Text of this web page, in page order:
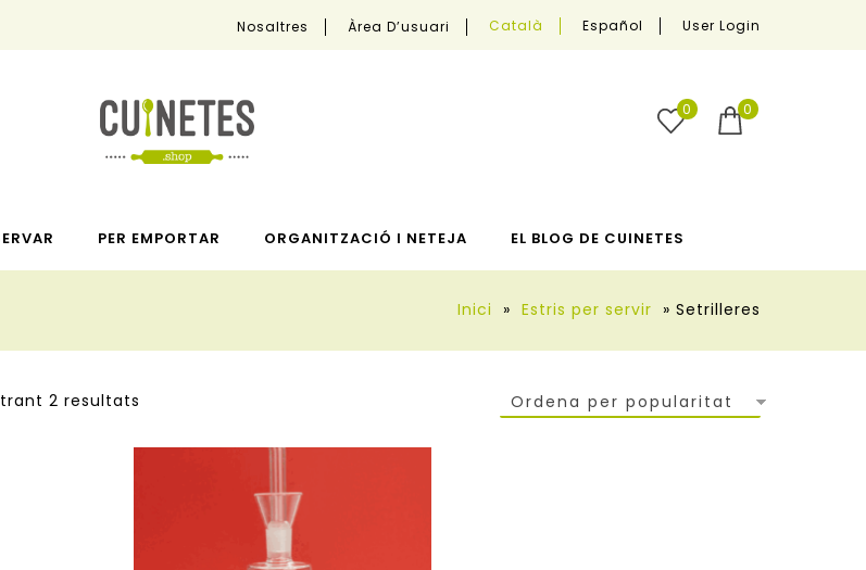
Nosaltres Àrea D’usuari Català Español User Login
0
0
PER EMPORTAR ORGANITZACIÓ I NETEJA EL BLOG DE CUINETES
Inici » Estris per servir » Setrilleres
2 resultats Ordena per popularitat